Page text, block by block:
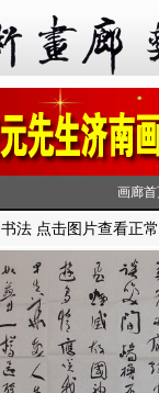
画廊
书法 点击图片查看正